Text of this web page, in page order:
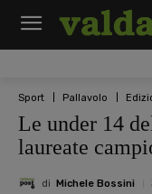
Sport Pallavolo
Le under 14
laureate
di Michele Bossini